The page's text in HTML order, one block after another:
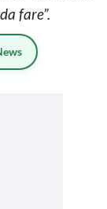
fare”.